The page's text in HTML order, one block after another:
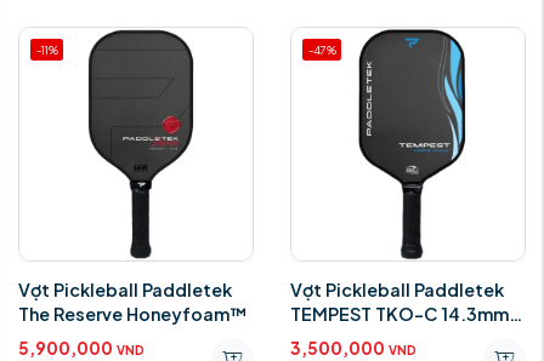
-11%
Vợt Pickleball Paddletek
The Reserve Honeyfoam™
5,900,000 VND
-47%
Vợt Pickleball Paddletek
TEMPEST TKO-C 14.3mm
3,500,000 VND